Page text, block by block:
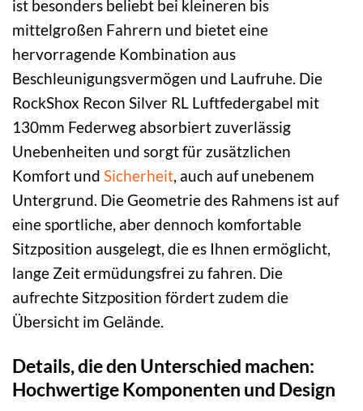
ist besonders beliebt bei kleineren bis
mittelgroßen Fahrern und bietet eine
hervorragende Kombination aus
Beschleunigungsvermögen und Laufruhe. Die
RockShox Recon Silver RL Luftfedergabel mit
130mm Federweg absorbiert zuverlässig
Unebenheiten und sorgt für zusätzlichen
Komfort und Sicherheit, auch auf unebenem
Untergrund. Die Geometrie des Rahmens ist auf
eine sportliche, aber dennoch komfortable
Sitzposition ausgelegt, die es Ihnen ermöglicht,
lange Zeit ermüdungsfrei zu fahren. Die
aufrechte Sitzposition fördert zudem die
Übersicht im Gelände.
Details, die den Unterschied machen:
Hochwertige Komponenten und Design